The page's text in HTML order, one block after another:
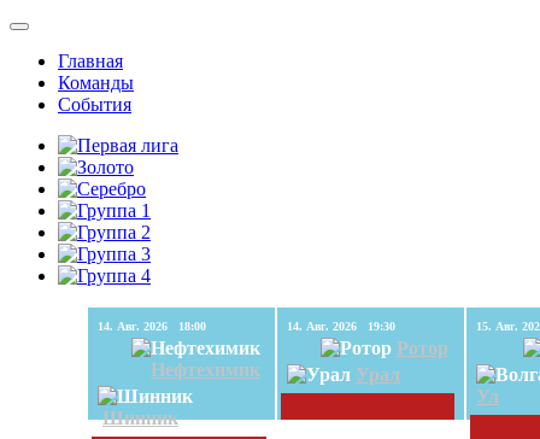
Главная
Команды
События
14. Авг. 2026 18:00
Нефтехимик
Шинник
14. Авг. 2026 19:30
Ротор
Урал
Ул